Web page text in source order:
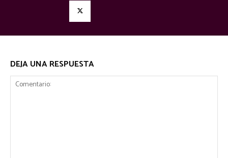
DEJA UNA RESPUESTA